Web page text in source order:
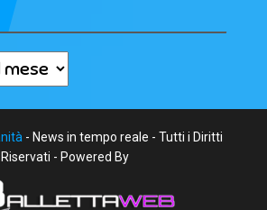
- News in tempo reale - Tutti i Diritti
Riservati - Powered By